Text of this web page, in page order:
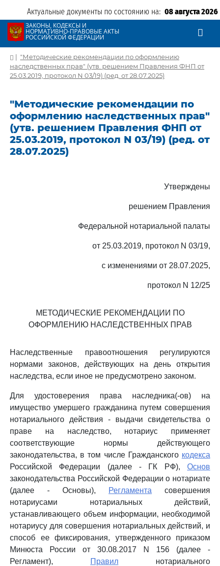
Актуальные документы по состоянию на: 08 августа 2026
ЗАКОНЫ, КОДЕКСЫ И
НОРМАТИВНО-ПРАВОВЫЕ АКТЫ
РОССИЙСКОЙ ФЕДЕРАЦИИ
| "Методические рекомендации по оформлению
наследственных прав" (утв. решением Правления ФНП от
25.03.2019, протокол N 03/19) (ред. от 28.07.2025)
"Методические рекомендации по
оформлению наследственных прав"
(утв. решением Правления ФНП от
25.03.2019, протокол N 03/19) (ред. от
28.07.2025)
Утверждены
решением Правления
Федеральной нотариальной палаты
от 25.03.2019, протокол N 03/19,
с изменениями от 28.07.2025,
протокол N 12/25
МЕТОДИЧЕСКИЕ РЕКОМЕНДАЦИИ ПО
ОФОРМЛЕНИЮ НАСЛЕДСТВЕННЫХ ПРАВ
Наследственные правоотношения регулируются
нормами законов, действующих на день открытия
наследства, если иное не предусмотрено законом.
Для удостоверения права наследника(-ов) на
имущество умершего гражданина путем совершения
нотариального действия - выдачи свидетельства о
праве на наследство, нотариус применяет
соответствующие нормы действующего
законодательства, в том числе Гражданского кодекса
Российской Федерации (далее - ГК РФ), Основ
законодательства Российской Федерации о нотариате
(далее - Основы),
Регламента совершения
нотариусами нотариальных действий,
устанавливающего объем информации, необходимой
нотариусу для совершения нотариальных действий, и
способ ее фиксирования, утвержденного приказом
Минюста России от 30.08.2017 N 156 (далее -
Регламент),
Правил нотариального